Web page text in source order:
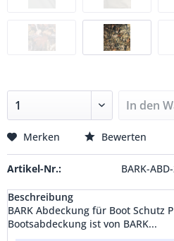
In den
Merken Bewerten
Artikel-Nr.: BARK-
Beschreibung
BARK Abdeckung für Boot Schutz
Bootsabdeckung ist von BARK...